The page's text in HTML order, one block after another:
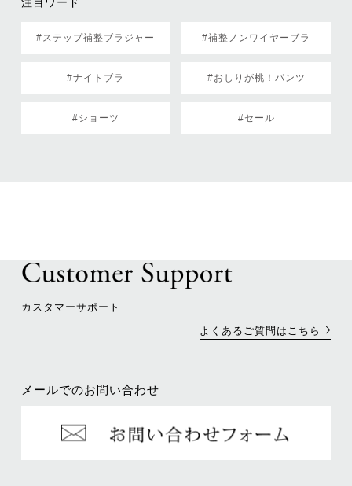
#ステップ補整ブラジャー #補整ノンワイヤーブラ
#ナイトブラ #おしりが桃！パンツ
#ショーツ #セール
カスタマーサポート
よくあるご質問はこちら
メールでのお問い合わせ